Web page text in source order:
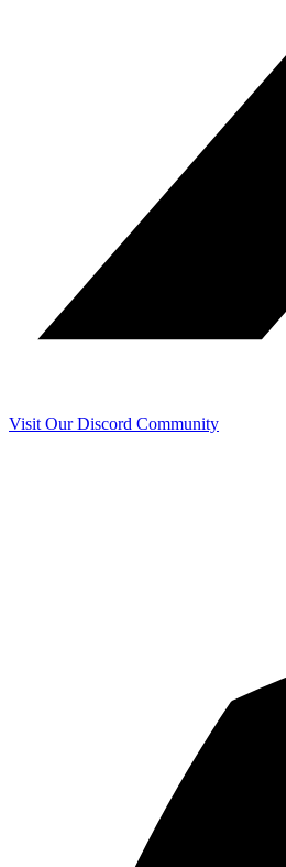
Visit Our Discord Community